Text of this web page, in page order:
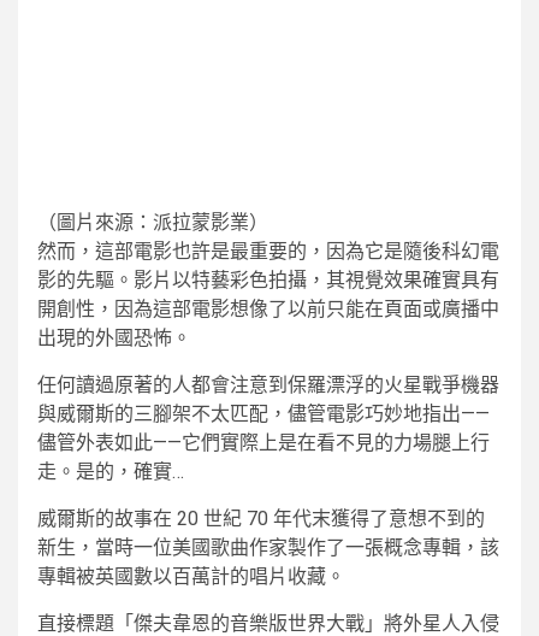
（圖片來源：派拉蒙影業）
然而，這部電影也許是最重要的，因為它是隨後科幻電
影的先驅。影片以特藝彩色拍攝，其視覺效果確實具有
開創性，因為這部電影想像了以前只能在頁面或廣播中
出現的外國恐怖。
任何讀過原著的人都會注意到保羅漂浮的火星戰爭機器
與威爾斯的三腳架不太匹配，儘管電影巧妙地指出——
儘管外表如此——它們實際上是在看不見的力場腿上行
走。是的，確實…
威爾斯的故事在 20 世紀 70 年代末獲得了意想不到的
新生，當時一位美國歌曲作家製作了一張概念專輯，該
專輯被英國數以百萬計的唱片收藏。
直接標題「傑夫韋恩的音樂版世界大戰」將外星人入侵